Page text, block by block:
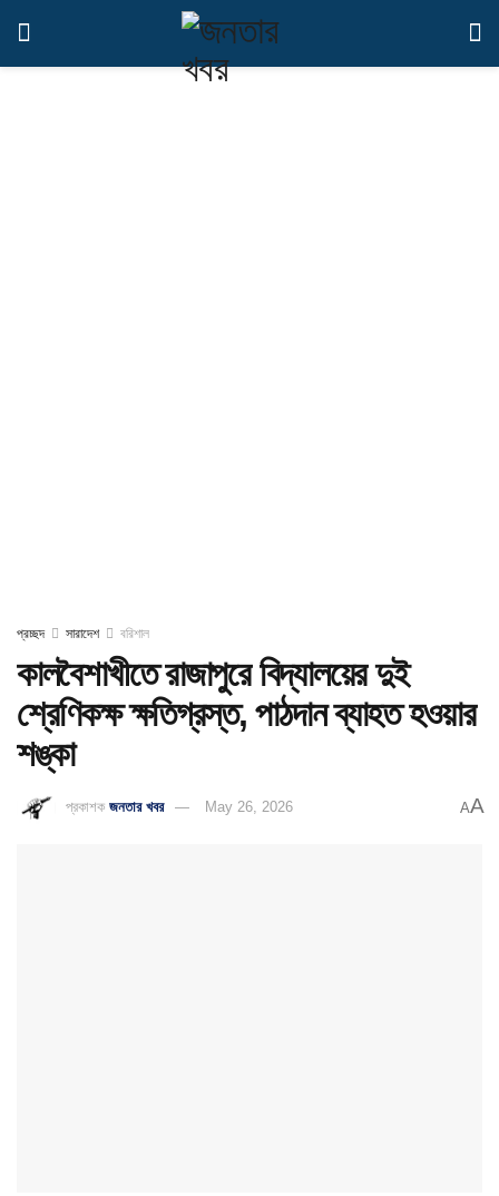
প্রচ্ছদ সারাদেশ বরিশাল
কালবৈশাখীতে রাজাপুরে বিদ্যালয়ের দুই
শ্রেণিকক্ষ ক্ষতিগ্রস্ত, পাঠদান ব্যাহত হওয়ার
শঙ্কা
প্রকাশক জনতার খবর May 26, 2026 AA